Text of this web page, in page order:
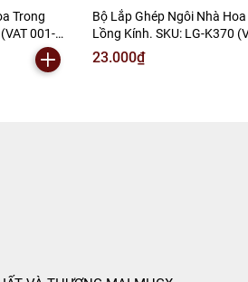
Trong
001-
Bộ Lắp Ghép Ngôi Nhà
Lồng Kính. SKU: LG-K370
06-15) K5-T2-S2
23.000₫